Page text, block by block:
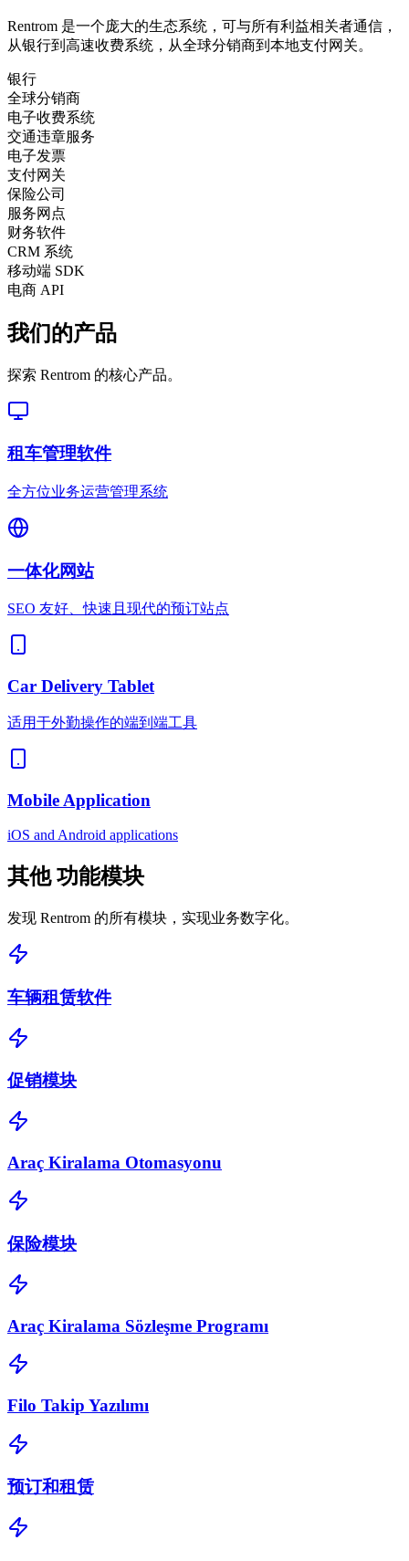
Rentrom 是一个庞大的生态系统，可与所有利益相关者通信，
从银行到高速收费系统，从全球分销商到本地支付网关。
银行
全球分销商
电子收费系统
交通违章服务
电子发票
支付网关
保险公司
服务网点
财务软件
CRM 系统
移动端 SDK
电商 API
我们的产品
探索 Rentrom 的核心产品。
租车管理软件
全方位业务运营管理系统
一体化网站
SEO 友好、快速且现代的预订站点
Car Delivery Tablet
适用于外勤操作的端到端工具
Mobile Application
iOS and Android applications
其他 功能模块
发现 Rentrom 的所有模块，实现业务数字化。
车辆租赁软件
促销模块
Araç Kiralama Otomasyonu
保险模块
Araç Kiralama Sözleşme Programı
Filo Takip Yazılımı
预订和租赁